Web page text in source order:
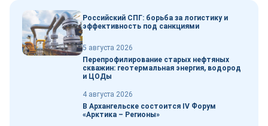
Российский СПГ: борьба за логистику и
эффективность под санкциями
5 августа 2026
Перепрофилирование старых нефтяных
скважин: геотермальная энергия, водород
и ЦОДы
4 августа 2026
В Архангельске состоится IV Форум
«Арктика – Регионы»